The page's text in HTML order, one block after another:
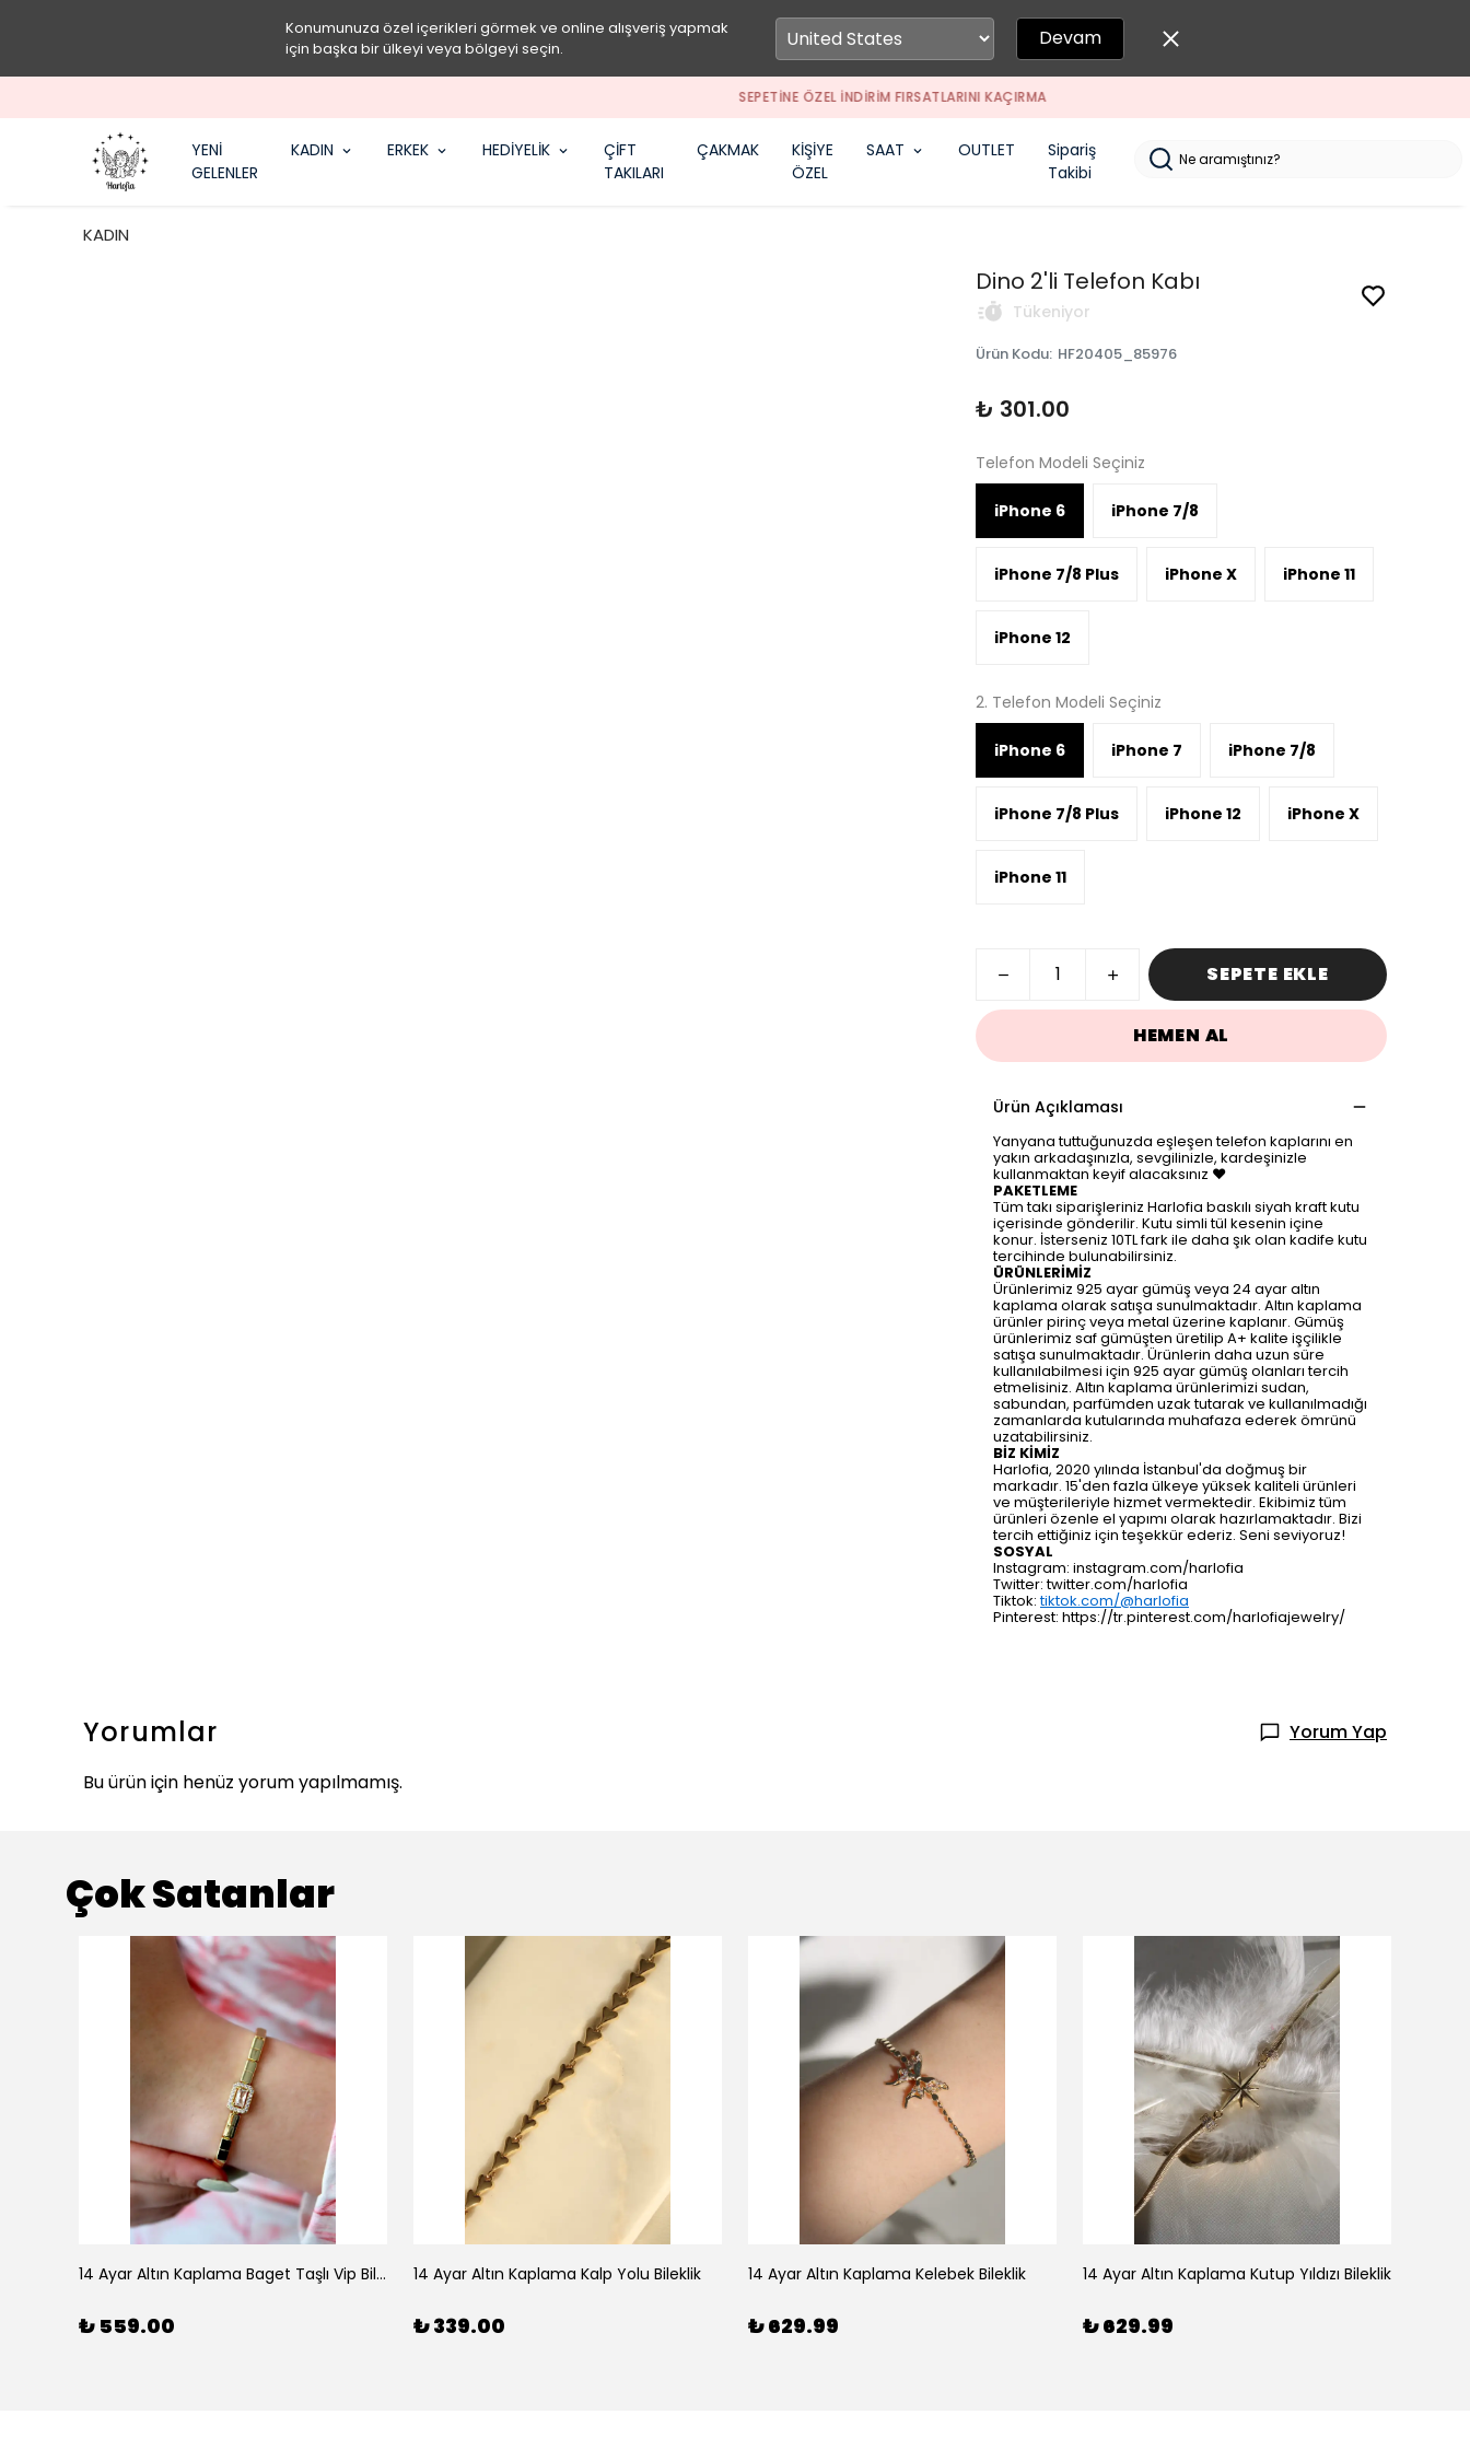
Konumunuza özel içerikleri görmek ve online alışveriş yapmak
için başka bir ülkeyi veya bölgeyi seçin.
Devam
SEPETİNE ÖZEL İNDİRİM FIRSATLARINI KAÇIRMA
YENİ
GELENLER
KADIN ERKEK HEDİYELİK
ÇİFT
TAKILARI
ÇAKMAK
KİŞİYE
ÖZEL
SAAT OUTLET
Sipariş
Takibi
KADIN
Dino 2'li Telefon Kabı
Tükeniyor
Ürün Kodu: HF20405_85976
₺ 301.00
Telefon Modeli Seçiniz
iPhone 6 iPhone 7/8
iPhone 7/8 Plus iPhone X iPhone 11
iPhone 12
2. Telefon Modeli Seçiniz
iPhone 6 iPhone 7 iPhone 7/8
iPhone 7/8 Plus iPhone 12 iPhone X
iPhone 11
SEPETE EKLE
HEMEN AL
Ürün Açıklaması
Yanyana tuttuğunuzda eşleşen telefon kaplarını en
yakın arkadaşınızla, sevgilinizle, kardeşinizle
kullanmaktan keyif alacaksınız ♥
PAKETLEME
Tüm takı siparişleriniz Harlofia baskılı siyah kraft kutu
içerisinde gönderilir. Kutu simli tül kesenin içine
konur. İsterseniz 10TL fark ile daha şık olan kadife kutu
tercihinde bulunabilirsiniz.
ÜRÜNLERİMİZ
Ürünlerimiz 925 ayar gümüş veya 24 ayar altın
kaplama olarak satışa sunulmaktadır. Altın kaplama
ürünler pirinç veya metal üzerine kaplanır. Gümüş
ürünlerimiz saf gümüşten üretilip A+ kalite işçilikle
satışa sunulmaktadır. Ürünlerin daha uzun süre
kullanılabilmesi için 925 ayar gümüş olanları tercih
etmelisiniz. Altın kaplama ürünlerimizi sudan,
sabundan, parfümden uzak tutarak ve kullanılmadığı
zamanlarda kutularında muhafaza ederek ömrünü
uzatabilirsiniz.
BİZ KİMİZ
Harlofia, 2020 yılında İstanbul'da doğmuş bir
markadır. 15'den fazla ülkeye yüksek kaliteli ürünleri
ve müşterileriyle hizmet vermektedir. Ekibimiz tüm
ürünleri özenle el yapımı olarak hazırlamaktadır. Bizi
tercih ettiğiniz için teşekkür ederiz. Seni seviyoruz!
SOSYAL
Instagram: instagram.com/harlofia
Twitter: twitter.com/harlofia
Tiktok:tiktok.com/@harlofia
Pinterest: https://tr.pinterest.com/harlofiajewelry/
Yorumlar
Yorum Yap
Bu ürün için henüz yorum yapılmamış.
Çok Satanlar
14 Ayar Altın Kaplama Baget Taşlı Vip Bileklik
₺ 559.00
14 Ayar Altın Kaplama Kalp Yolu Bileklik
₺ 339.00
14 Ayar Altın Kaplama Kelebek Bileklik
₺ 629.99
14 Ayar Altın Kaplama Kutup Yıldızı Bileklik
₺ 629.99